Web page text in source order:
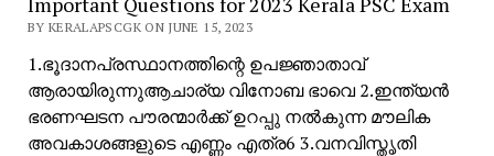
BY KERALAPSCGK ON JUNE 15, 2023
1.ഭൂദാനപ്രസ്ഥാനത്തിന്റെ ഉപജ്ഞാതാവ്
ആരായിരുന്നുആചാര്യ വിനോബ ഭാവെ 2.ഇന്ത്യൻ
ഭരണഘടന പൗരന്മാർക്ക് ഉറപ്പു നൽകുന്ന മൗലിക
അവകാശങ്ങളുടെ എണ്ണം എത്ര6 3.വനവിസ്തൃതി